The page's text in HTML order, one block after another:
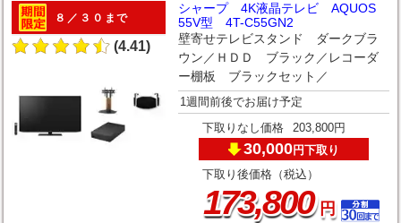
８／３０まで
(4.41)
シャープ 4K液晶テレビ AQUOS
55V型 4T-C55GN2
壁寄せテレビスタンド ダークブラ
ウン／ＨＤＤ ブラック／レコーダ
ー棚板 ブラックセット／
1週間前後でお届け予定
下取りなし価格 203,800円
30,000円下取り
下取り後価格（税込）
173,800円